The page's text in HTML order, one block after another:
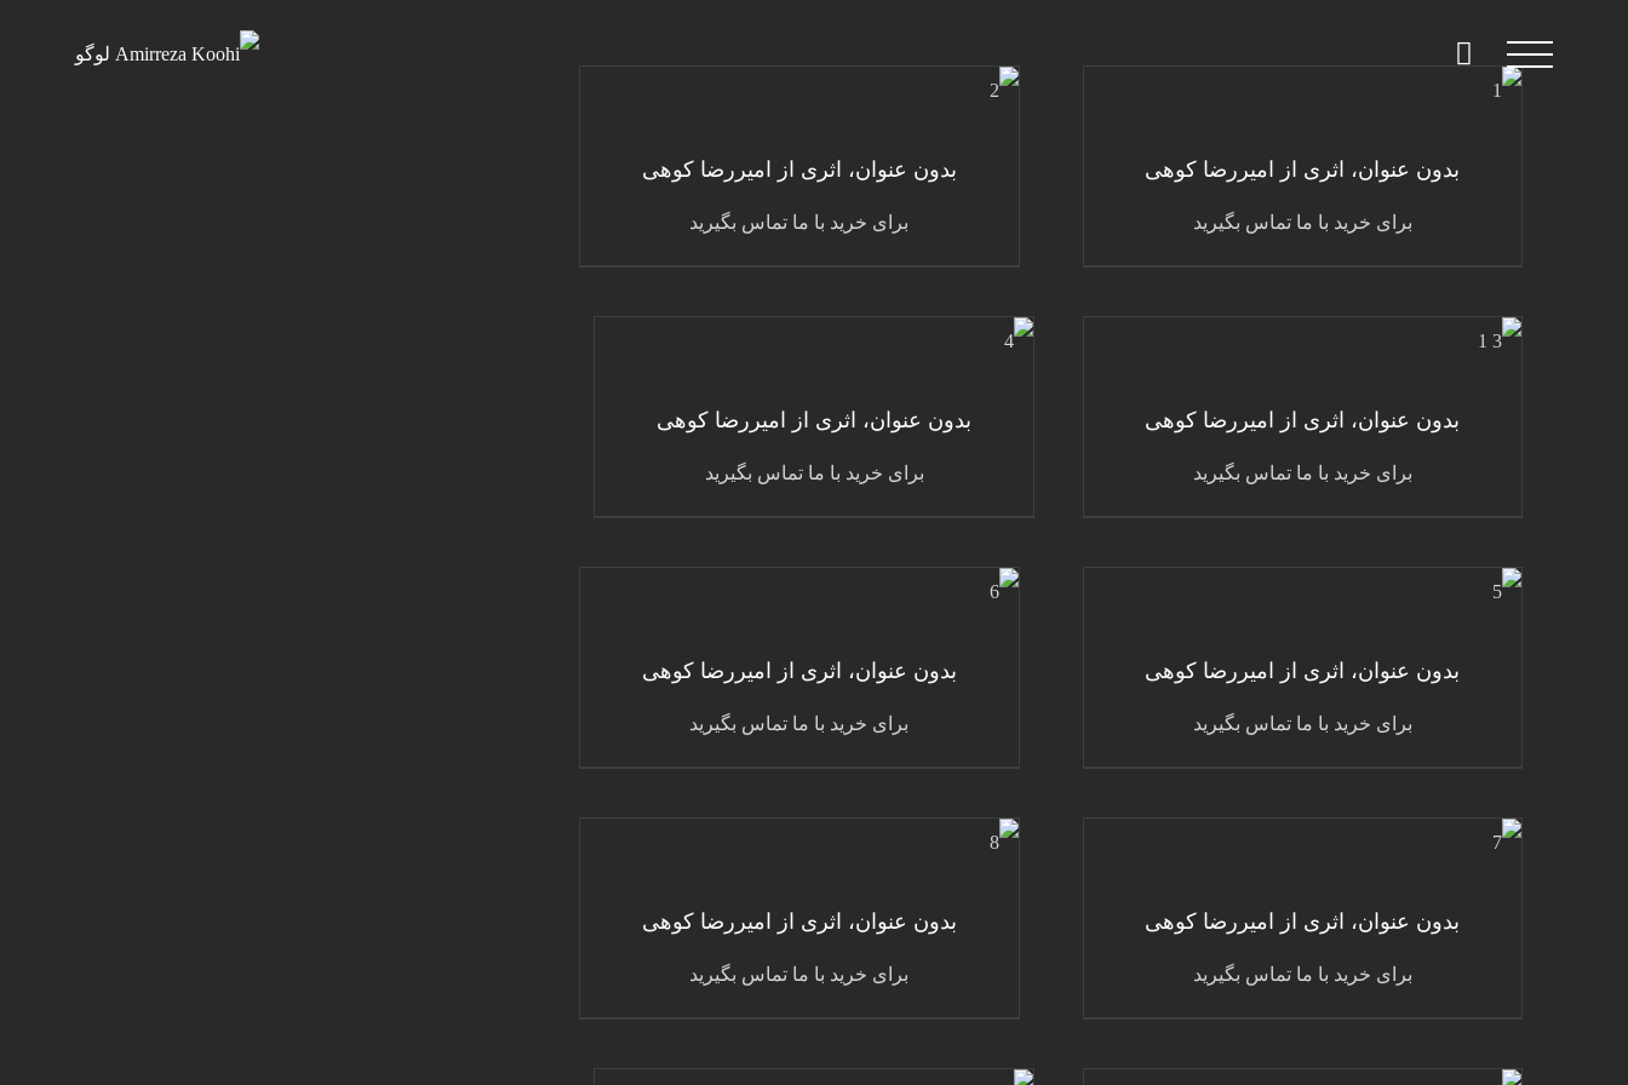
جزئیات
بدون عنوان، اثری از امیررضا کوهی
برای خرید با ما تماس بگیرید
جزئیات
بدون عنوان، اثری از امیررضا کوهی
برای خرید با ما تماس بگیرید
جزئیات
بدون عنوان، اثری از امیررضا کوهی
برای خرید با ما تماس بگیرید
جزئیات
بدون عنوان، اثری از امیررضا کوهی
برای خرید با ما تماس بگیرید
جزئیات
بدون عنوان، اثری از امیررضا کوهی
برای خرید با ما تماس بگیرید
جزئیات
بدون عنوان، اثری از امیررضا کوهی
برای خرید با ما تماس بگیرید
جزئیات
بدون عنوان، اثری از امیررضا کوهی
برای خرید با ما تماس بگیرید
جزئیات
بدون عنوان، اثری از امیررضا کوهی
برای خرید با ما تماس بگیرید